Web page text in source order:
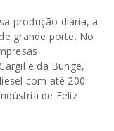
produção diária, a
grande porte. No
e da Bunge,
com até 200
de Feliz